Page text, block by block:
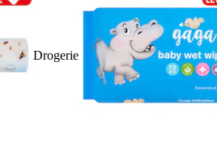
Drogerie